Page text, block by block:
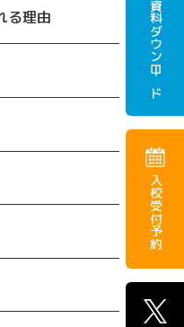
資料ダウンロード
入校受付予約
る理由